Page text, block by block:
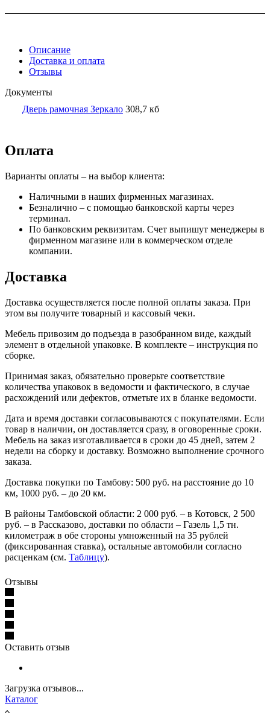
Описание
Доставка и оплата
Отзывы
Документы
Дверь рамочная Зеркало 308,7 кб
Оплата
Варианты оплаты – на выбор клиента:
Наличными в наших фирменных магазинах.
Безналично – с помощью банковской карты через
терминал.
По банковским реквизитам. Счет выпишут менеджеры в
фирменном магазине или в коммерческом отделе
компании.
Доставка
Доставка осуществляется после полной оплаты заказа. При
этом вы получите товарный и кассовый чеки.
Мебель привозим до подъезда в разобранном виде, каждый
элемент в отдельной упаковке. В комплекте – инструкция по
сборке.
Принимая заказ, обязательно проверьте соответствие
количества упаковок в ведомости и фактического, в случае
расхождений или дефектов, отметьте их в бланке ведомости.
Дата и время доставки согласовываются с покупателями. Если
товар в наличии, он доставляется сразу, в оговоренные сроки.
Мебель на заказ изготавливается в сроки до 45 дней, затем 2
недели на сборку и доставку. Возможно выполнение срочного
заказа.
Доставка покупки по Тамбову: 500 руб. на расстояние до 10
км, 1000 руб. – до 20 км.
В районы Тамбовской области: 2 000 руб. – в Котовск, 2 500
руб. – в Рассказово, доставки по области – Газель 1,5 тн.
километраж в обе стороны умноженный на 35 рублей
(фиксированная ставка), остальные автомобили согласно
расценкам (см. Таблицу).
Отзывы
Оставить отзыв
Загрузка отзывов...
Каталог